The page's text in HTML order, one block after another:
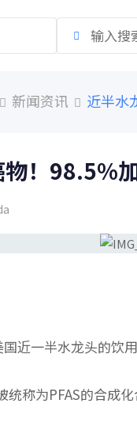
新闻资讯 近半水
！98.5%
近一半水龙头的
统称为PFAS的合成